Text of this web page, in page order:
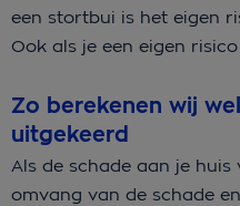
een stortbui is het eigen
Ook als je een eigen
Zo berekenen wij
uitgekeerd
Als de schade aan je huis
omvang van de schade